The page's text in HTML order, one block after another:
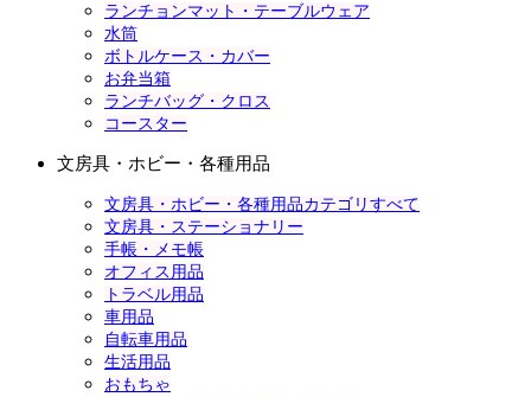
ランチョンマット・テーブルウェア
水筒
ボトルケース・カバー
お弁当箱
ランチバッグ・クロス
コースター
文房具・ホビー・各種用品
文房具・ホビー・各種用品カテゴリすべて
文房具・ステーショナリー
手帳・メモ帳
オフィス用品
トラベル用品
車用品
自転車用品
生活用品
おもちゃ